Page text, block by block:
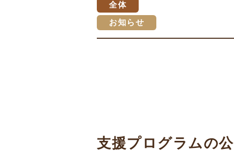
全体
お知らせ
支援プログラムの公